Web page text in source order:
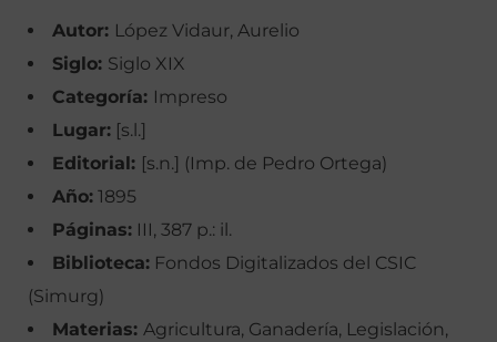
Autor: López Vidaur, Aurelio
Siglo: Siglo XIX
Categoría: Impreso
Lugar: [s.l.]
Editorial: [s.n.] (Imp. de Pedro Ortega)
Año: 1895
Páginas: III, 387 p.: il.
Biblioteca: Fondos Digitalizados del CSIC
(Simurg)
Materias: Agricultura, Ganadería, Legislación,